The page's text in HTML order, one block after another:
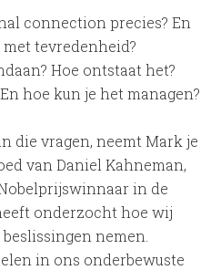
connection precies? En
tevredenheid?
Hoe ontstaat het?
hoe kun je het managen?
die vragen, neemt Mark je
van Daniel Kahneman,
in de
onderzocht hoe wij
nemen.
in ons onderbewuste